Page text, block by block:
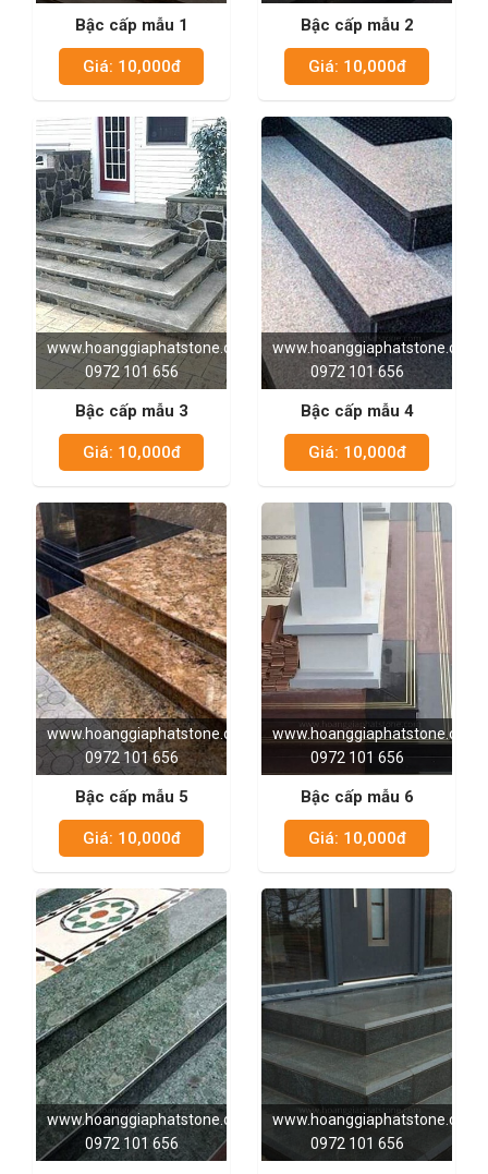
Bậc cấp mẫu 1
Giá: 10,000đ
Bậc cấp mẫu 2
Giá: 10,000đ
www.hoanggiaphatstone.com
0972 101 656
Bậc cấp mẫu 3
Giá: 10,000đ
www.hoanggiaphatstone.com
0972 101 656
Bậc cấp mẫu 4
Giá: 10,000đ
www.hoanggiaphatstone.com
0972 101 656
Bậc cấp mẫu 5
Giá: 10,000đ
www.hoanggiaphatstone.com
0972 101 656
Bậc cấp mẫu 6
Giá: 10,000đ
www.hoanggiaphatstone.com
0972 101 656
www.hoanggiaphatstone.com
0972 101 656